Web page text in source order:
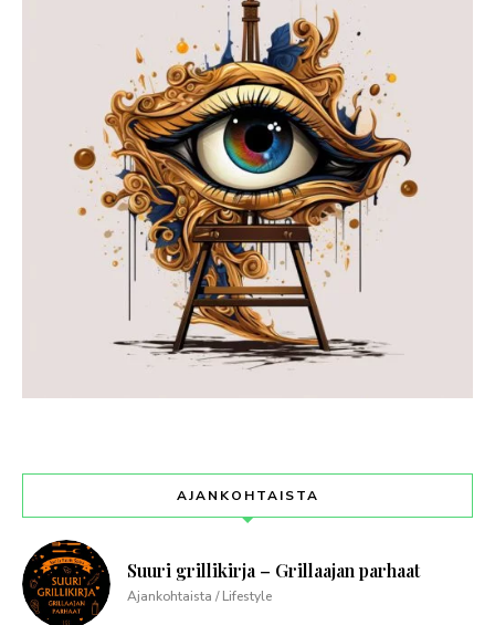
AJANKOHTAISTA
Suuri grillikirja – Grillaajan parhaat
Ajankohtaista / Lifestyle